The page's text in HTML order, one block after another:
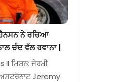
ਨੇ ਰਚਿਆ
ਚੰਦ ਵੱਲ ਰਵਾਨਾ |
ਮਿਸ਼ਨ: ਜੇਰਮੀ
Jeremy